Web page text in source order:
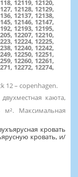
12119, 12120,
12128, 12129,
12137, 12138,
12146, 12147,
12193, 12195,
12207, 12210,
12224, 12225,
12240, 12242,
12250, 12251,
12260, 12261,
12272, 12274,
12 – copenhagen.
двухместная каюта,
Максимальная
кровать
кровать, и/